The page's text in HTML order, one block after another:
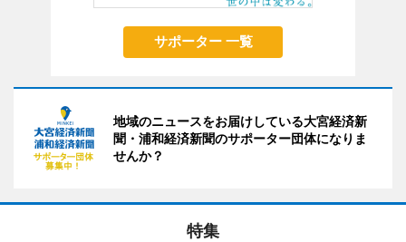
サポーター 一覧
地域のニュースをお届けしている大宮経済新
聞・浦和経済新聞のサポーター団体になりま
せんか？
特集